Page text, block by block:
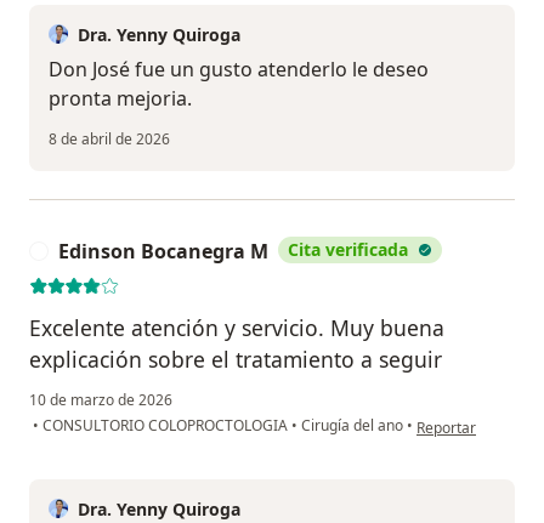
Dra. Yenny Quiroga
Don José fue un gusto atenderlo le deseo
pronta mejoria.
8 de abril de 2026
Edinson Bocanegra M Cita verificada
Excelente atención y servicio. Muy buena
explicación sobre el tratamiento a seguir
10 de marzo de 2026
• CONSULTORIO COLOPROCTOLOGIA • Cirugía del ano • en opinión del
Reportar
Dra. Yenny Quiroga